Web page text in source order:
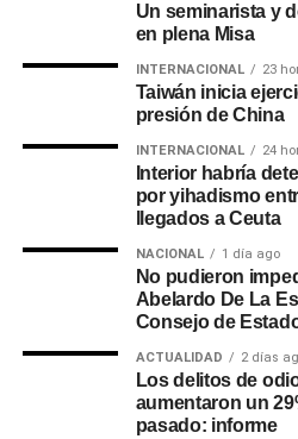
Un seminarista y
en plena Misa
INTERNACIONAL 23
Taiwán inicia
presión de China
INTERNACIONAL 24
Interior habría
por yihadismo
llegados a Ceuta
NACIONAL 1 día ago
No pudieron
Abelardo De La
Consejo de
ACTUALIDAD 2 días
Los delitos de
aumentaron un
pasado: informe